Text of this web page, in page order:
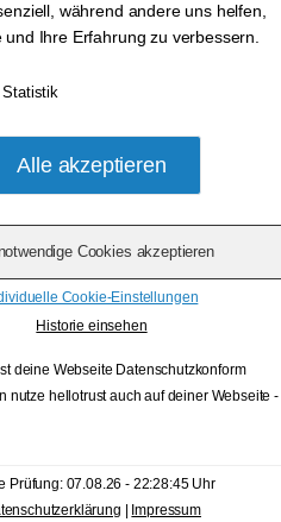
während andere uns helfen,
und Ihre Erfahrung zu verbessern.
Statistik
Cookie-Einstellungen
Historie einsehen
deine Webseite Datenschutzkonform
nutze hellotrust auch auf deiner Webseite -
Prüfung: 07.08.26 - 22:28:45 Uhr
Impressum